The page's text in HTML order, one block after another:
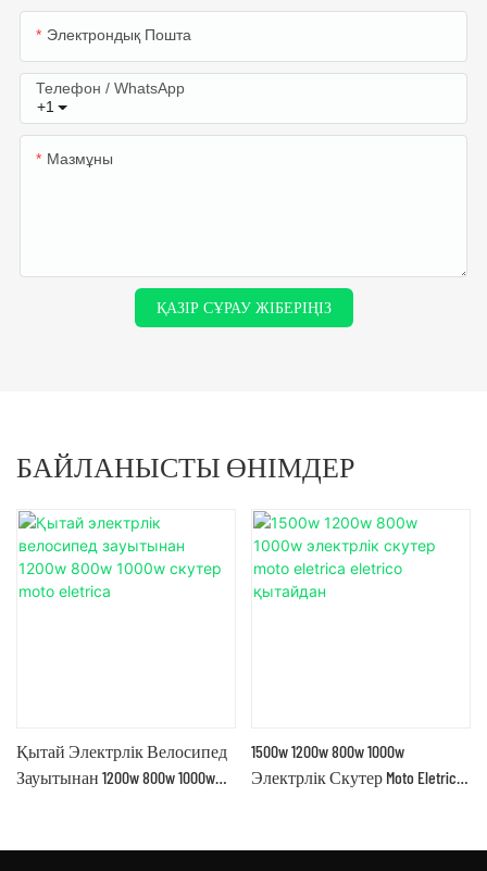
Электрондық Пошта
+1
Телефон / WhatsApp
Мазмұны
ҚАЗІР СҰРАУ ЖІБЕРІҢІЗ
БАЙЛАНЫСТЫ ӨНІМДЕР
Қытай Электрлік Велосипед
Зауытынан 1200w 800w 1000w
1500w 1200w 800w 1000w
Электрлік Скутер Moto Eletrica